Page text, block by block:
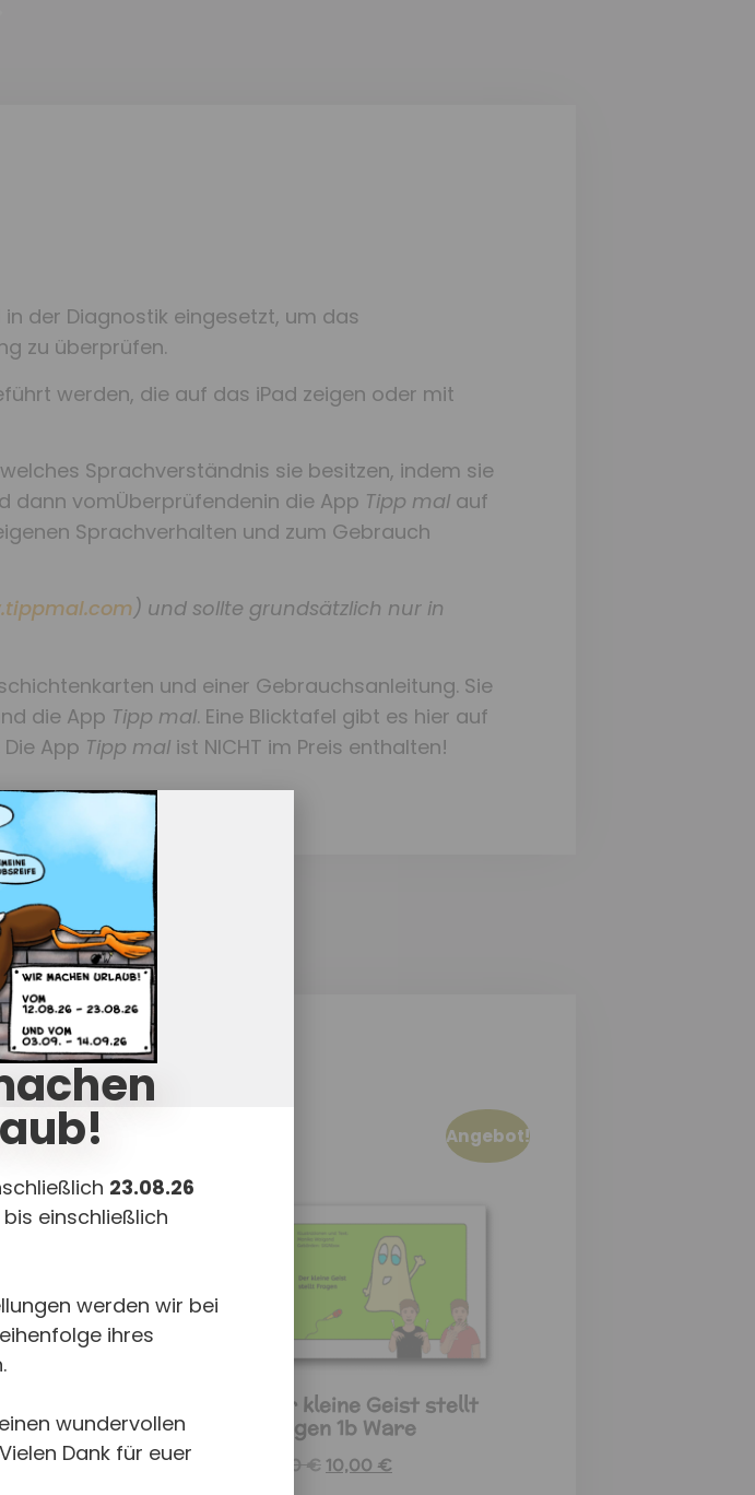
der Diagnostik eingesetzt, um das
zu überprüfen.
werden, die auf das iPad zeigen oder mit
Sprachverständnis sie besitzen, indem sie
dann vomÜberprüfendenin die App Tipp mal auf
Sprachverhalten und zum Gebrauch
) und sollte grundsätzlich nur in
und einer Gebrauchsanleitung. Sie
die App Tipp mal. Eine Blicktafel gibt es hier auf
Die App Tipp mal ist NICHT im Preis enthalten!
und Strategien
€ –3,30€
Angebot!
Der kleine Geist stellt
Fragen 1b Ware
14,50€ 10,00 €
23.08.26
bis einschließlich
werden wir bei
ihres
wundervollen
Dank für euer